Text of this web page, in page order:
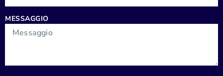
MESSAGGIO